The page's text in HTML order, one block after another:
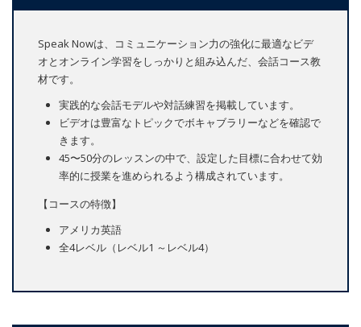
Speak Nowは、コミュニケーション力の強化に最適なビデ
オとオンライン学習をしっかりと組み込んだ、会話コース教
材です。
実践的な会話モデルや対話練習を掲載しています。
ビデオは豊富なトピックでボキャブラリーなどを確認で
きます。
45〜50分のレッスンの中で、設定した目標に合わせて効
率的に授業を進められるよう構成されています。
【コースの特徴】
アメリカ英語
全4レベル（レベル1 ～レベル4）